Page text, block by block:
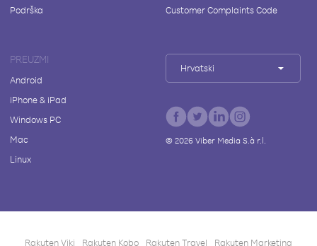
Podrška
Customer Complaints Code
PREUZMI
Android
iPhone & iPad
Windows PC
Mac
Linux
Hrvatski
© 2026Viber Media S.à r.l.
Rakuten Viki Rakuten Kobo Rakuten Travel Rakuten Marketing